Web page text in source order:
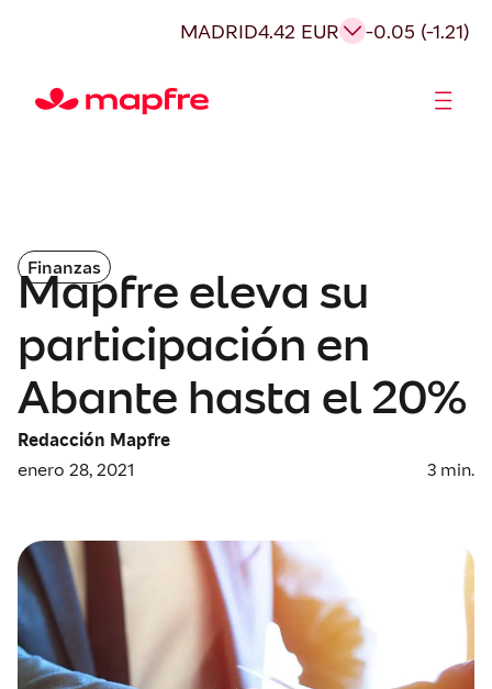
MADRID4.42 EUR -0.05 (-1.21)
Finanzas
Mapfre eleva su
participación en
Abante hasta el 20%
Redacción Mapfre
enero 28, 2021
3 min.